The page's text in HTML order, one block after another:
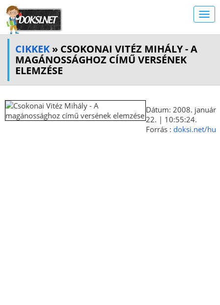
CIKKEK » CSOKONAI VITÉZ MIHÁLY - A
MAGÁNOSSÁGHOZ CÍMŰ VERSÉNEK
ELEMZÉSE
Dátum: 2008. január
22. | 10:55:24.
Forrás : doksi.net/hu